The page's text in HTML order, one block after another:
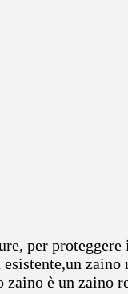
per
zaino
è un zaino